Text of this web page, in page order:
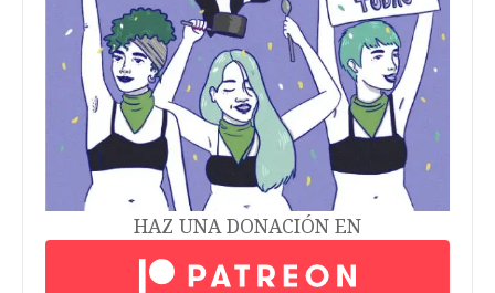
HAZ UNA DONACIÓN EN